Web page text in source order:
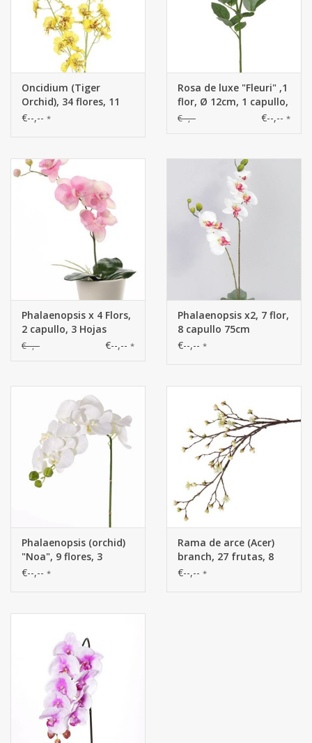
Oncidium (Tiger
Orchid), 34 flores, 11
capullos, 87cm
€--,-- *
Rosa de luxe "Fleuri" ,1
flor, Ø 12cm, 1 capullo,
20 hojas, 70cm
€--,-- €--,-- *
Phalaenopsis x 4 Flors,
2 capullo, 3 Hojas
44cm
€--,-- €--,-- *
Phalaenopsis x2, 7 flor,
8 capullo 75cm
€--,-- *
Phalaenopsis (orchid)
"Noa", 9 flores, 3
capullos, 43cm
€--,-- *
Rama de arce (Acer)
branch, 27 frutas, 8
flores, 111cm
€--,-- *